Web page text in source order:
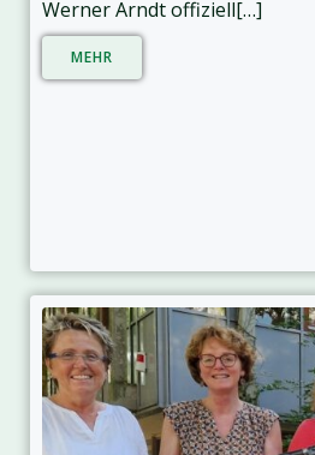
Werner Arndt offiziell[…]
MEHR